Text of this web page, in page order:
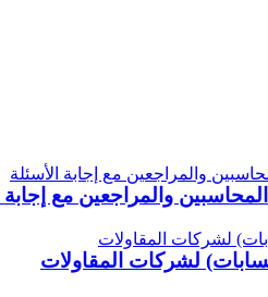
والمراجعين مع إجابة
لشركات المقاولات